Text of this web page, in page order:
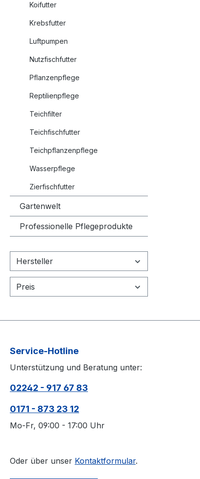
Koifutter
Krebsfutter
Luftpumpen
Nutzfischfutter
Pflanzenpflege
Reptilienpflege
Teichfilter
Teichfischfutter
Teichpflanzenpflege
Wasserpflege
Zierfischfutter
Gartenwelt
Professionelle Pflegeprodukte
Hersteller
Preis
Service-Hotline
Unterstützung und Beratung unter:
02242 - 917 67 83
0171 - 873 23 12
Mo-Fr, 09:00 - 17:00 Uhr
Oder über unser Kontaktformular.